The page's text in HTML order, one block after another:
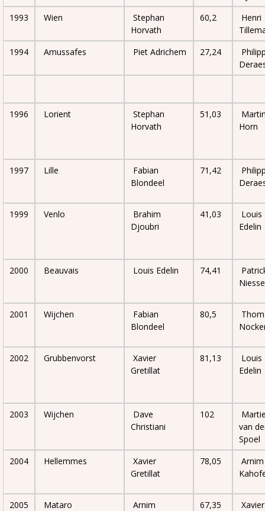
1993
Wien
Stephan
Horvath
60,2
Henri
1994
Amussafes Piet Adrichem 27,24
1996 Lorient
Stephan
Horvath
51,03
Horn
1997 Lille
Fabian
Blondeel
71,42
1999 Venlo
Brahim
Djoubri
41,03
Louis
Edelin
2000 Beauvais Louis Edelin 74,41
2001 Wijchen
Fabian
Blondeel
80,5
2002 Grubbenvorst
Xavier
Gretillat
81,13
Louis
Edelin
2003 Wijchen
Dave
Christiani
102
van
Spoel
2004
Hellemmes
Xavier
Gretillat
78,05
Arnim
2005 Mataro
Arnim
67,35
Xavier